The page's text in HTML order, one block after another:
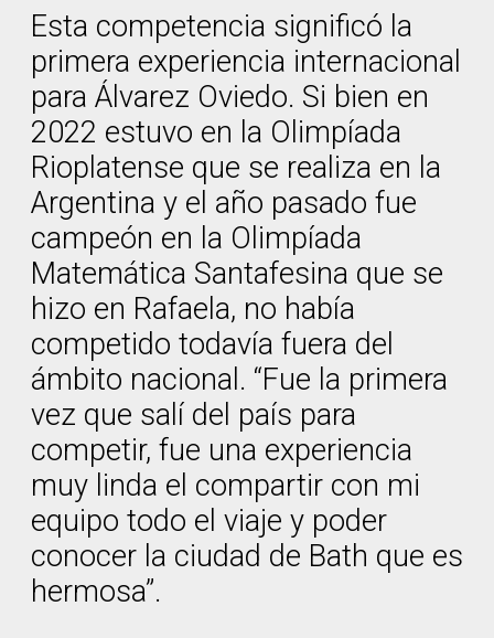
Esta competencia significó la
primera experiencia internacional
para Álvarez Oviedo. Si bien en
2022 estuvo en la Olimpíada
Rioplatense que se realiza en la
Argentina y el año pasado fue
campeón en la Olimpíada
Matemática Santafesina que se
hizo en Rafaela, no había
competido todavía fuera del
ámbito nacional. “Fue la primera
vez que salí del país para
competir, fue una experiencia
muy linda el compartir con mi
equipo todo el viaje y poder
conocer la ciudad de Bath que es
hermosa”.